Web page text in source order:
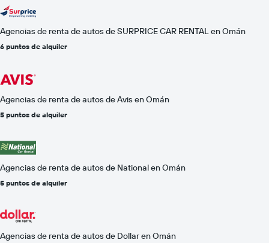
Agencias de renta de autos de SURPRICE CAR RENTAL en Omán
6 puntos de alquiler
Agencias de renta de autos de Avis en Omán
5 puntos de alquiler
Agencias de renta de autos de National en Omán
5 puntos de alquiler
Agencias de renta de autos de Dollar en Omán